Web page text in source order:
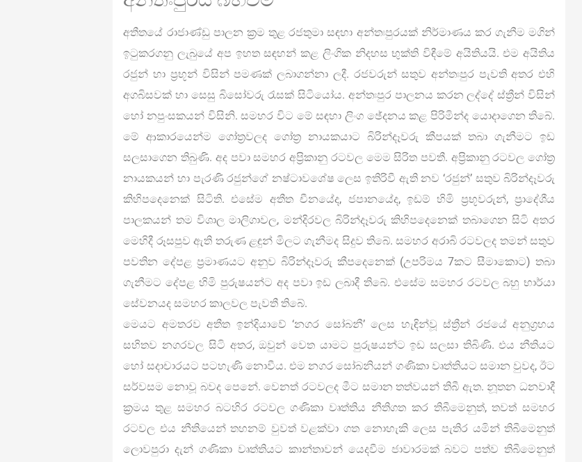
අතීතයේ රාජාණ්ඩු පාලන ක්‍රම තුළ රජතුමා සඳහා අන්තඃපුරයක් නිර්මාණය කර ගැනීම මගින්
ඉටුකරගනු ලැබුයේ අප ඉහත සඳහන් කළ ලිංගික නිදහස භුක්ති විඳීමේ අයිතියයි. එම අයිතිය
රජුන් හා ප්‍රභූන් විසින් පමණක් ලබාගන්නා ලදී. රජවරුන් සතුව අන්තඃපුර පැවති අතර එහි
අගබිසවක් හා සෙසු බිසෝවරු රැසක් සිටියෝය. අන්තඃපුර පාලනය කරන ලද්දේ ස්ත්‍රීන් විසින්
හෝ නපුංසකයන් විසිනි. සමහර විට මේ සඳහා ලිංග ඡේදනය කළ පිරිමින්ද යොදාගෙන තිබේ.
මේ ආකාරයෙන්ම ගෝත්‍රවලද ගෝත්‍ර නායකයාට බිරින්දෑවරු කීපයක් තබා ගැනීමට ඉඩ
සලසාගෙන තිබුණි. අද පවා සමහර අප්‍රිකානු රටවල මෙම සිරිත පවතී. අප්‍රිකානු රටවල ගෝත්‍ර
නායකයන් හා පැරණි රජුන්ගේ නෂ්ටාවශේෂ ලෙස ඉතිරිවී ඇති නව ‘රජුන්’ සතුව බිරින්දෑවරු
කිහිපදෙනෙක් සිටිති. එසේම අතීත චීනයේද, ජපානයේද, ඉඩම් හිමි ප්‍රභූවරුන්, ප්‍රාදේශීය
පාලකයන් තම විශාල මාලිගාවල, මන්දිරවල බිරින්දෑවරු කිහිපදෙනෙක් තබාගෙන සිටි අතර
මෙහිදී රූසපුව ඇති තරුණ ළඳුන් මිලට ගැනීමද සිදුව තිබේ. සමහර අරාබි රටවලද තමන් සතුව
පවතින දේපළ ප්‍රමාණයට අනුව බිරින්දෑවරු කීපදෙනෙක් (උපරිමය 7කට සීමාකොට) තබා
ගැනීමට දේපළ හිමි පුරුෂයන්ට අද පවා ඉඩ ලබාදී තිබේ. එසේම සමහර රටවල බහු භාර්යා
සේවනයද සමහර කාලවල පැවතී තිබේ.
මෙයට අමතරව අතීත ඉන්දියාවේ ‘නගර සෝබනී’ ලෙස හැඳින්වූ ස්ත්‍රීන් රජයේ අනුග්‍රහය
සහිතව නගරවල සිටි අතර, ඔවුන් වෙත යාමට පුරුෂයන්ට ඉඩ සලසා තිබිණි. එය නීතියට
හෝ සදාචාරයට පටහැණි නොවීය. එම නගර සෝබනියන් ගණිකා වෘත්තියට සමාන වුවද, ඊට
සර්වසම නොවූ බවද පෙනේ. වෙනත් රටවලද මීට සමාන තත්වයන් තිබී ඇත. නූතන ධනවාදී
ක්‍රමය තුළ සමහර බටහිර රටවල ගණිකා වෘත්තිය නීතිගත කර තිබීමෙනුත්, තවත් සමහර
රටවල එය නීතියෙන් තහනම් වුවත් වළක්වා ගත නොහැකි ලෙස පැතිර යමින් තිබීමෙනුත්
ලොවපුරා දැන් ගණිකා වෘත්තියට කාන්තාවන් යෙදවීම ජාවාරමක් බවට පත්ව තිබීමෙනුත්